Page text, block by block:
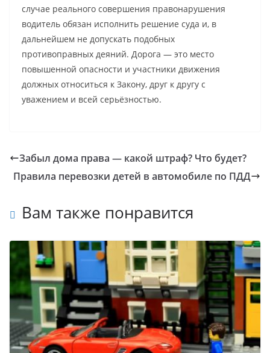
случае реального совершения правонарушения
водитель обязан исполнить решение суда и, в
дальнейшем не допускать подобных
противоправных деяний. Дорога — это место
повышенной опасности и участники движения
должных относиться к Закону, друг к другу с
уважением и всей серьёзностью.
Забыл дома права — какой штраф? Что будет?
Правила перевозки детей в автомобиле по ПДД
Вам также понравится